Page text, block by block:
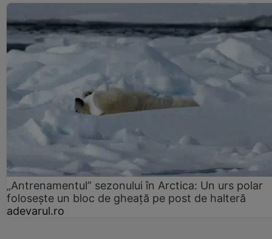
„Antrenamentul” sezonului în Arctica: Un urs polar
folosește un bloc de gheață pe post de halteră
adevarul.ro